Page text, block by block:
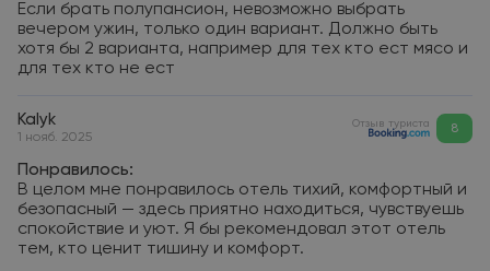
Если брать полупансион, невозможно выбрать
вечером ужин, только один вариант. Должно быть
хотя бы 2 варианта, например для тех кто ест мясо и
для тех кто не ест
Kalyk
1 нояб. 2025
Отзыв туриста 8
Понравилось:
В целом мне понравилось отель тихий, комфортный и
безопасный — здесь приятно находиться, чувствуешь
спокойствие и уют. Я бы рекомендовал этот отель
тем, кто ценит тишину и комфорт.